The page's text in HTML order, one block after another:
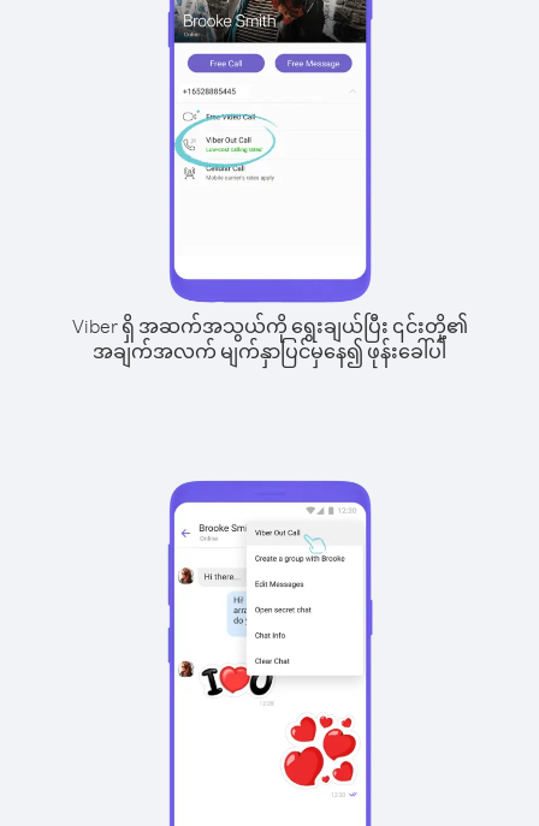
Viber ရှိ အဆက်အသွယ်ကို ရွေးချယ်ပြီး ၎င်းတို့၏
အချက်အလက် မျက်နှာပြင်မှနေ၍ ဖုန်းခေါ်ပါ